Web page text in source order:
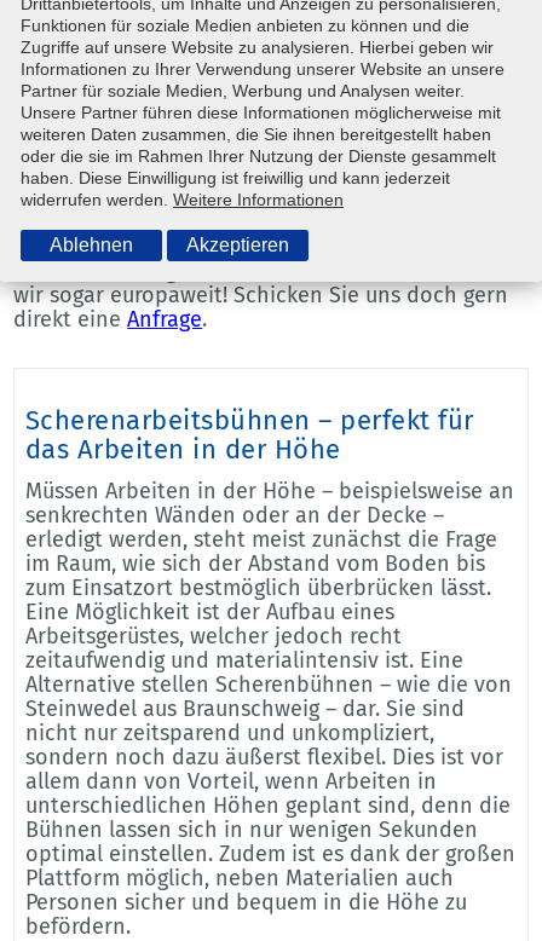
Anfrage über unserKontaktformular , wir
unterbreiten Ihnen gern ein individuelles Angebot.
Egal, ob Sie Reparatur-, Bau- oder
Installationsarbeiten in luftiger Höhe erledigen
müssen, mit einer Scherenarbeitsbühne, die Sie
beispielsweise bei Steinwedel in Braunschweig
mieten können, ist dies problemlos möglich. In
unserem Repertoire befindet sich eine Vielzahl
nahezu jede Tätigkeit die passende Lösung bieten
wir sogar europaweit! Schicken Sie uns doch gern
direkt eineAnfrage.
Scherenarbeitsbühnen – perfekt für
das Arbeiten in der Höhe
Müssen Arbeiten in der Höhe – beispielsweise an
senkrechten Wänden oder an der Decke –
erledigt werden, steht meist zunächst die Frage
im Raum, wie sich der Abstand vom Boden bis
zum Einsatzort bestmöglich überbrücken lässt.
Eine Möglichkeit ist der Aufbau eines
Arbeitsgerüstes, welcher jedoch recht
zeitaufwendig und materialintensiv ist. Eine
Alternative stellen Scherenbühnen – wie die von
Steinwedel aus Braunschweig – dar. Sie sind
nicht nur zeitsparend und unkompliziert,
sondern noch dazu äußerst flexibel. Dies ist vor
allem dann von Vorteil, wenn Arbeiten in
unterschiedlichen Höhen geplant sind, denn die
Bühnen lassen sich in nur wenigen Sekunden
optimal einstellen. Zudem ist es dank der großen
Plattform möglich, neben Materialien auch
Personen sicher und bequem in die Höhe zu
befördern.
Funktionen für soziale Medien anbieten zu können und die
Zugriffe auf unsere Website zu analysieren. Hierbei geben wir
Informationen zu Ihrer Verwendung unserer Website an unsere
Partner für soziale Medien, Werbung und Analysen weiter.
Unsere Partner führen diese Informationen möglicherweise mit
weiteren Daten zusammen, die Sie ihnen bereitgestellt haben
oder die sie im Rahmen Ihrer Nutzung der Dienste gesammelt
haben. Diese Einwilligung ist freiwillig und kann jederzeit
widerrufen werden. Weitere Informationen
Ablehnen Akzeptieren